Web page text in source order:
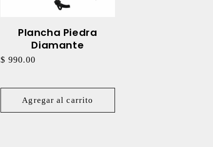
Plancha Piedra
Diamante
Precio
$ 990.00
Agregar al carrito